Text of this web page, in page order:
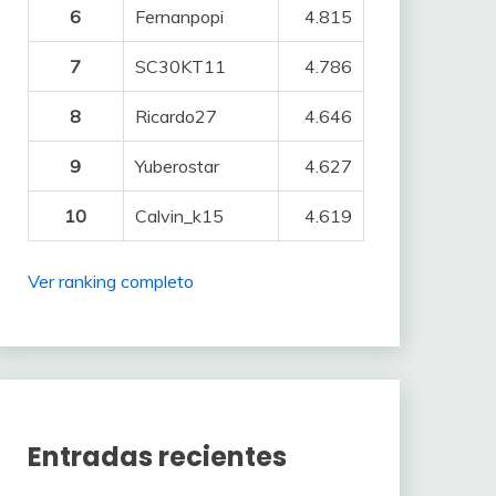
6 Fernanpopi 4.815
7 SC30KT11 4.786
8 Ricardo27 4.646
9 Yuberostar 4.627
10 Calvin_k15 4.619
Ver ranking completo
Entradas recientes